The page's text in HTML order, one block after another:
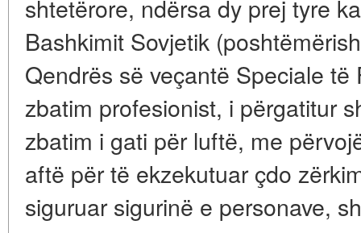
shtetërore, ndërsa dy prej tyre
Bashkimit Sovjetik
Qendrës së veçantë Speciale
zbatim profesionist, i përgatitur
zbatim i gati për luftë, me
aftë për të ekzekutuar çdo
siguruar sigurinë e personave,